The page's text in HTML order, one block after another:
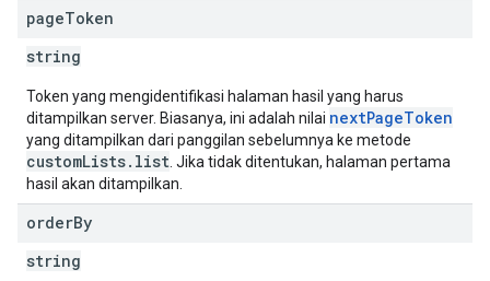
pageToken
string
Token yang mengidentifikasi halaman hasil yang harus
ditampilkan server. Biasanya, ini adalah nilai nextPageToken
yang ditampilkan dari panggilan sebelumnya ke metode
customLists.list . Jika tidak ditentukan, halaman pertama
hasil akan ditampilkan.
orderBy
string